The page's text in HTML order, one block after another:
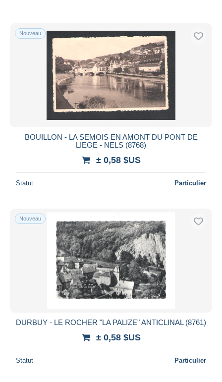
Nouveau
BOUILLON - LA SEMOIS EN AMONT DU PONT DE
LIEGE - NELS (8768)
± 0,58 $US
Statut Particulier
Nouveau
DURBUY - LE ROCHER "LA PALIZE" ANTICLINAL (8761)
± 0,58 $US
Statut Particulier